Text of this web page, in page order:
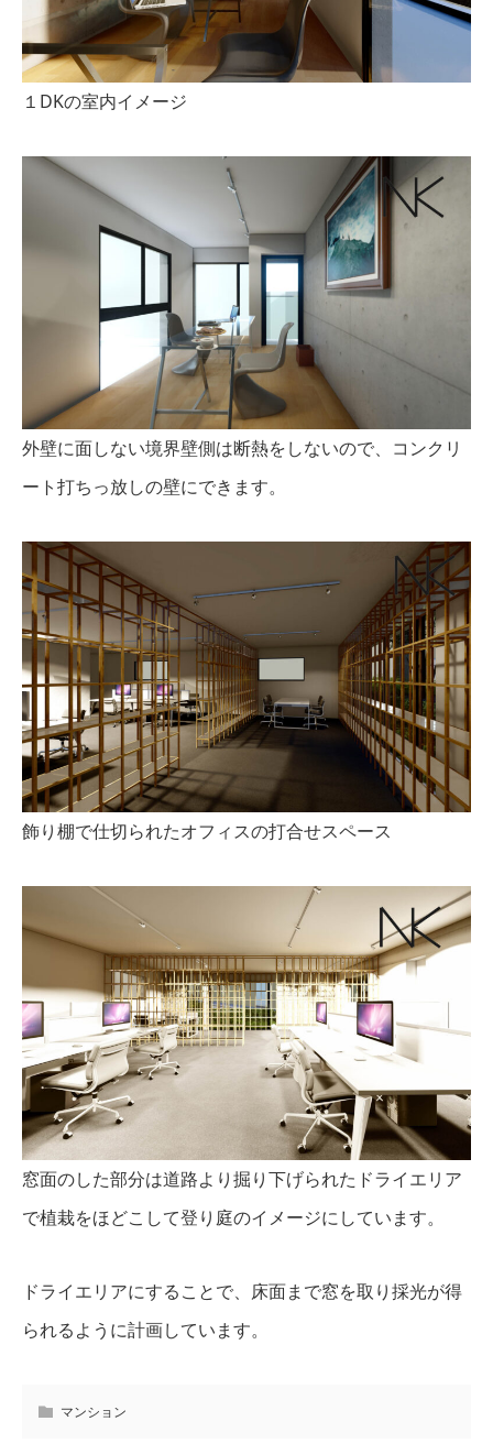
１DKの室内イメージ
外壁に面しない境界壁側は断熱をしないので、コンクリ
ート打ちっ放しの壁にできます。
飾り棚で仕切られたオフィスの打合せスペース
窓面のした部分は道路より掘り下げられたドライエリア
で植栽をほどこして登り庭のイメージにしています。
ドライエリアにすることで、床面まで窓を取り採光が得
られるように計画しています。
マンション